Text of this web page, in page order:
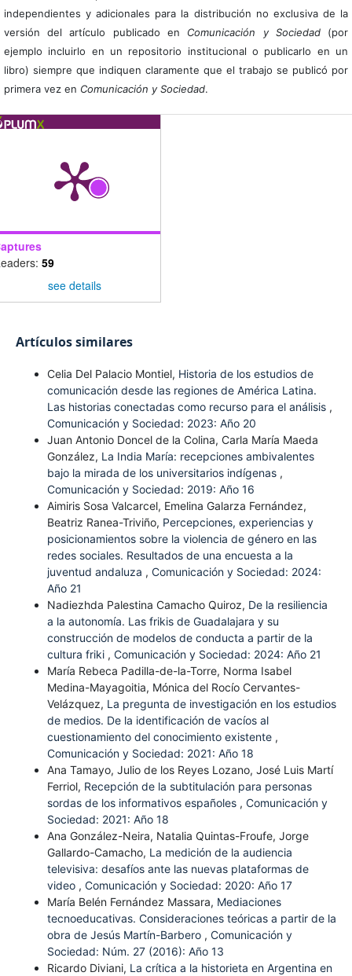
independientes y adicionales para la distribución no exclusiva de la
versión del artículo publicado en Comunicación y Sociedad(por
ejemplo incluirlo en un repositorio institucional o publicarlo en un
libro) siempre que indiquen claramente que el trabajo se publicó por
primera vez en Comunicación y Sociedad.
59
see details
Artículos similares
Celia Del Palacio Montiel, Historia de los estudios de
comunicación desde las regiones de América Latina.
Las historias conectadas como recurso para el análisis ,
Comunicación y Sociedad: 2023: Año 20
Juan Antonio Doncel de la Colina, Carla María Maeda
González, La India María: recepciones ambivalentes
bajo la mirada de los universitarios indígenas ,
Comunicación y Sociedad: 2019: Año 16
Aimiris Sosa Valcarcel, Emelina Galarza Fernández,
Beatriz Ranea-Triviño, Percepciones, experiencias y
posicionamientos sobre la violencia de género en las
redes sociales. Resultados de una encuesta a la
juventud andaluza , Comunicación y Sociedad: 2024:
Año 21
Nadiezhda Palestina Camacho Quiroz, De la resiliencia
a la autonomía. Las frikis de Guadalajara y su
construcción de modelos de conducta a partir de la
cultura friki , Comunicación y Sociedad: 2024: Año 21
María Rebeca Padilla-de-la-Torre, Norma Isabel
Medina-Mayagoitia, Mónica del Rocío Cervantes-
Velázquez, La pregunta de investigación en los estudios
de medios. De la identificación de vacíos al
cuestionamiento del conocimiento existente ,
Comunicación y Sociedad: 2021: Año 18
Ana Tamayo, Julio de los Reyes Lozano, José Luis Martí
Ferriol, Recepción de la subtitulación para personas
sordas de los informativos españoles , Comunicación y
Sociedad: 2021: Año 18
Ana González-Neira, Natalia Quintas-Froufe, Jorge
Gallardo-Camacho, La medición de la audiencia
televisiva: desafíos ante las nuevas plataformas de
video , Comunicación y Sociedad: 2020: Año 17
María Belén Fernández Massara, Mediaciones
tecnoeducativas. Consideraciones teóricas a partir de la
obra de Jesús Martín-Barbero , Comunicación y
Sociedad: Núm. 27 (2016): Año 13
Ricardo Diviani, La crítica a la historieta en Argentina en